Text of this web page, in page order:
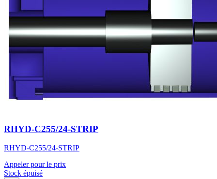
RHYD-C255/24-STRIP
RHYD-C255/24-STRIP
Appeler pour le prix
Stock épuisé